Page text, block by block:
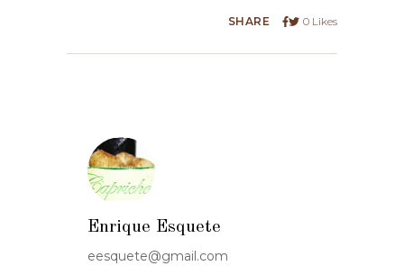
SHARE 0 Likes
Enrique Esquete
eesquete@gmail.com